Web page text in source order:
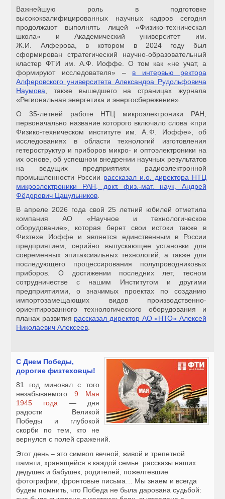
Важнейшую роль в подготовке
высококвалифицированных научных кадров сегодня
продолжают выполнять лицей «Физико-техническая
школа» и Академический университет им.
Ж.И. Алферова, в котором в 2024 году был
сформирован стратегический научно-образовательный
кластер ФТИ им. А.Ф. Иоффе. О том как «не учат, а
формируют исследователя» – в интервью ректора
Алферовского университета Александра Рудольфовича
Наумова , также вышедшего на страницах журнала
«Региональная энергетика и энергосбережение».
О 35‑летней работе НТЦ микроэлектроники РАН,
первоначально название которого включало слова «при
Физико-техническом институте им. А. Ф. Иоффе», об
исследованиях в области технологий изготовления
гетероструктур и приборов микро- и оптоэлектроники на
их основе, об успешном внедрении научных результатов
на ведущих предприятиях радиоэлектронной
промышленности России рассказал и.о. директора НТЦ
микроэлектроники РАН, докт. физ.-мат. наук, Андрей
Фёдорович Цацульников
В апреле 2026 года свой 25 летний юбилей отметила
компания АО «Научное и технологическое
оборудование», которая берет свои истоки также в
Физтехе Иоффе и является единственным в России
предприятием, серийно выпускающее установки для
современных эпитаксиальных технологий, а также для
последующего процессирования полупроводниковых
приборов. О достижении последних лет, тесном
сотрудничестве с нашим Институтом и другими
предприятиями, о значимых проектах по созданию
импортозамещающих видов производственно-
ориентированного технологического оборудования и
планах развития рассказал директор АО «НТО» Алексей
Николаевич Алексеев
С Днем Победы,
дорогие физтеховцы!
81 год миновал с того
незабываемого 9 Мая
1945 года — дня
радости Великой
Победы и глубокой
скорби по тем, кто не
вернулся с полей сражений.
Этот день – это символ вечной, живой и трепетной
памяти, хранящейся в каждой семье: рассказы наших
дедушек и бабушек, родителей, пожелтевшие
фотографии, фронтовые письма… Мы знаем и всегда
будем помнить, что Победа не была дарована судьбой: